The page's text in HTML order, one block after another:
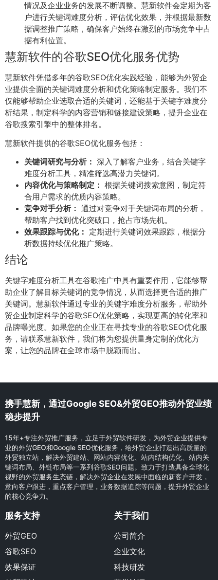
情况及企业业务的发展不断调整。慧新软件会定期为客
户进行关键词难度分析，评估优化效果，并根据最新数
据调整推广策略，确保客户始终在激烈的市场竞争中占
据有利位置。
慧新软件的谷歌SEO优化服务优势
慧新软件凭借多年的谷歌SEO优化实践经验，能够为外贸企
业提供全面的关键词难度分析和优化策略制定服务。我们不
仅能够帮助企业选取合适的关键词，还能基于关键字难度分
析结果，制定科学的内容营销和链接建设策略，提升企业在
谷歌搜索引擎中的整体排名。
慧新软件提供的谷歌SEO优化服务包括：
关键词研究与分析： 深入了解客户业务，结合关键字
难度分析工具，精准筛选高潜力关键词。
内容优化与策略制定： 根据关键词搜索意图，制定符
合用户需求的优质内容策略。
竞争对手分析： 通过对竞争对手关键词布局的分析，
帮助客户找到优化突破口，抢占市场先机。
效果跟踪与优化： 定期进行关键词效果跟踪，根据分
析数据持续优化推广策略。
结论
关键字难度分析工具在谷歌推广中具有重要作用，它能够帮
助企业了解目标关键词的竞争情况，从而选择更合适的推广
关键词。慧新软件通过专业的关键字难度分析服务，帮助外
贸企业制定科学的谷歌SEO优化策略，实现更高的转化率和
品牌曝光度。如果您的企业正在寻找专业的谷歌SEO优化服
务，请联系慧新软件，我们将为您提供量身定制的优化方
案，让您的品牌在全球市场中脱颖而出。
携手慧新，通过Google SEO&外贸GEO推动外贸业绩
稳步提升
15年+专注外贸推广服务，立足于外贸软件研发，为外贸企业提供专
业的外贸GEO和Google SEO优化服务，给外贸企业打造出高质量的
外贸独立站，解决外贸建站、网站内容优化、站内结构优化、站内关
键词布局、外链布局等一系列谷歌SEO问题。致力于打造具备全球化
视野的外贸服务生态链，解决外贸企业在发展中面临的新客户开发，
意向客户跟进，重点客户管理，业务数据追踪等问题，提升外贸企业
的核心竞争力。
服务支持
外贸GEO
谷歌SEO
效果保证
关于我们
公司简介
企业文化
科技研发